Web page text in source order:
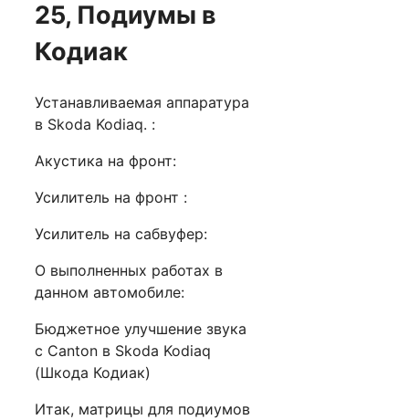
25, Подиумы в
Кодиак
Устанавливаемая аппаратура
в Skoda Kodiaq. :
Акустика на фронт:
Усилитель на фронт :
Усилитель на сабвуфер:
О выполненных работах в
данном автомобиле:
Бюджетное улучшение звука
с Canton в Skoda Kodiaq
(Шкода Кодиак)
Итак, матрицы для подиумов